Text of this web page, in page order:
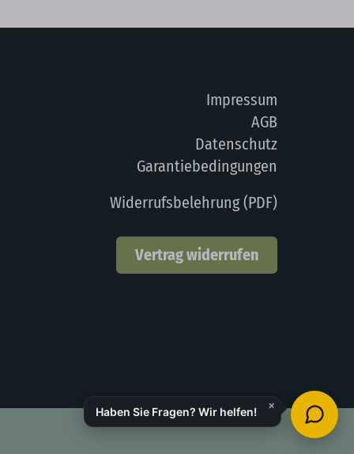
Impressum
AGB
Datenschutz
Garantiebedingungen
Widerrufsbelehrung (PDF)
Vertrag widerrufen
Haben Sie Fragen? Wir helfen!
×